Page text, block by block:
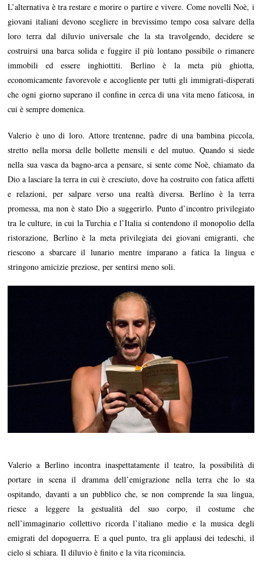
L’alternativa è tra restare e morire o partire e vivere. Come novelli Noè, i
giovani italiani devono scegliere in brevissimo tempo cosa salvare della
loro terra dal diluvio universale che la sta travolgendo, decidere se
costruirsi una barca solida e fuggire il più lontano possibile o rimanere
immobili ed essere inghiottiti. Berlino è la meta più ghiotta,
economicamente favorevole e accogliente per tutti gli immigrati-disperati
che ogni giorno superano il confine in cerca di una vita meno faticosa, in
cui è sempre domenica.
Valerio è uno di loro. Attore trentenne, padre di una bambina piccola,
stretto nella morsa delle bollette mensili e del mutuo. Quando si siede
nella sua vasca da bagno-arca a pensare, si sente come Noè, chiamato da
Dio a lasciare la terra in cui è cresciuto, dove ha costruito con fatica affetti
e relazioni, per salpare verso una realtà diversa. Berlino è la terra
promessa, ma non è stato Dio a suggerirlo. Punto d’incontro privilegiato
tra le culture, in cui la Turchia e l’Italia si contendono il monopolio della
ristorazione, Berlino è la meta privilegiata dei giovani emigranti, che
riescono a sbarcare il lunario mentre imparano a fatica la lingua e
stringono amicizie preziose, per sentirsi meno soli.
Valerio a Berlino incontra inaspettatamente il teatro, la possibilità di
portare in scena il dramma dell’emigrazione nella terra che lo sta
ospitando, davanti a un pubblico che, se non comprende la sua lingua,
riesce a leggere la gestualità del suo corpo, il costume che
nell’immaginario collettivo ricorda l’italiano medio e la musica degli
emigrati del dopoguerra. E a quel punto, tra gli applausi dei tedeschi, il
cielo si schiara. Il diluvio è finito e la vita ricomincia.